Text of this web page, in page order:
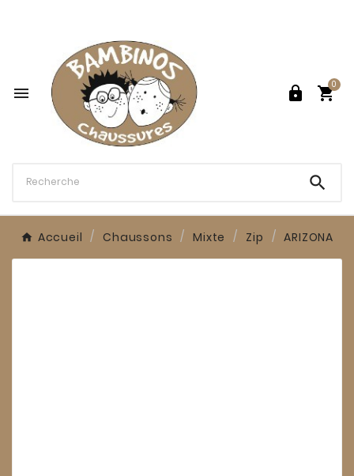
  
0

Accueil Chaussons Mixte Zip ARIZONA